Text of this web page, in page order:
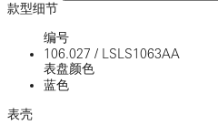
款型细节
编号
106.027 /
LSLS1063AA
表盘颜色
蓝色
表壳